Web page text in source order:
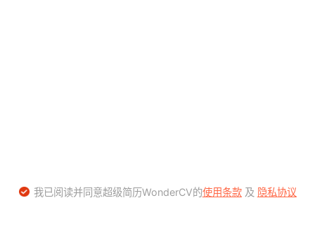
我已阅读并同意超级简历WonderCV的使用条款及 隐私协议